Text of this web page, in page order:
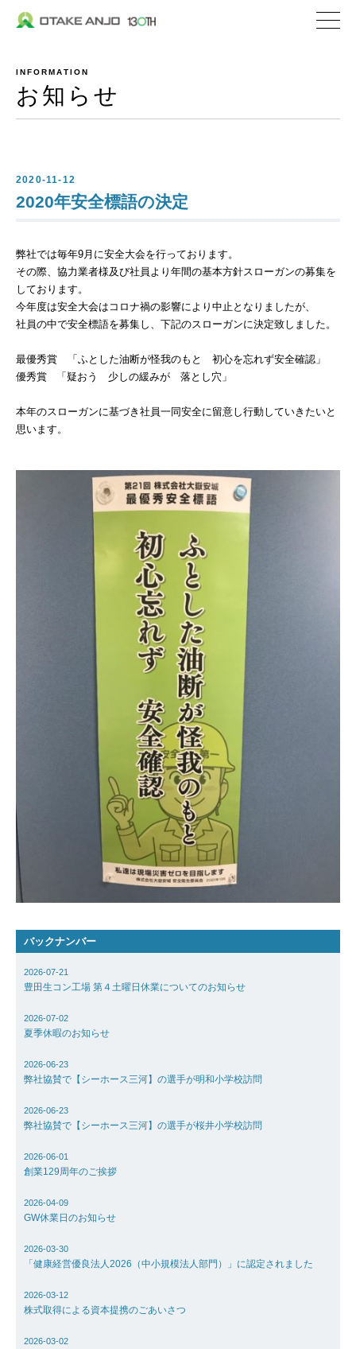
生コンクリート
INFORMATION
お知らせ
2020-11-12
2020年安全標語の決定
弊社では毎年9月に安全大会を行っております。
その際、協力業者様及び社員より年間の基本方針スローガンの募集を
しております。
今年度は安全大会はコロナ禍の影響により中止となりましたが、
社員の中で安全標語を募集し、下記のスローガンに決定致しました。
最優秀賞 「ふとした油断が怪我のもと 初心を忘れず安全確認」
優秀賞 「疑おう 少しの緩みが 落とし穴」
本年のスローガンに基づき社員一同安全に留意し行動していきたいと
思います。
バックナンバー
2026-07-21
豊田生コン工場 第４土曜日休業についてのお知らせ
2026-07-02
夏季休暇のお知らせ
2026-06-23
弊社協賛で【シーホース三河】の選手が明和小学校訪問
2026-06-23
弊社協賛で【シーホース三河】の選手が桜井小学校訪問
2026-06-01
創業129周年のご挨拶
2026-04-09
GW休業日のお知らせ
2026-03-30
「健康経営優良法人2026（中小規模法人部門）」に認定されました
2026-03-12
株式取得による資本提携のごあいさつ
2026-03-02